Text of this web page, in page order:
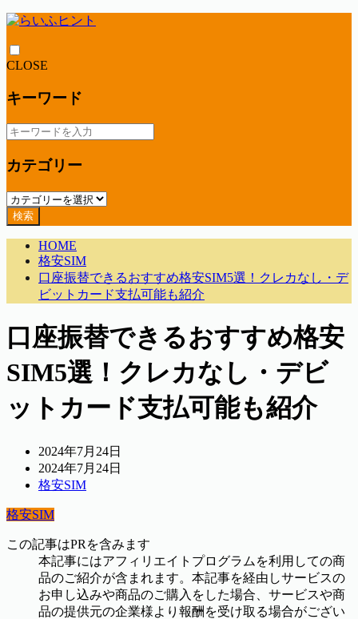
CLOSE
キーワード
カテゴリー
検索
HOME
格安SIM
口座振替できるおすすめ格安SIM5選！クレカなし・デ
ビットカード支払可能も紹介
口座振替できるおすすめ格安
SIM5選！クレカなし・デビ
ットカード支払可能も紹介
2024年7月24日
2024年7月24日
格安SIM
格安SIM
この記事はPRを含みます
本記事にはアフィリエイトプログラムを利用しての商
品のご紹介が含まれます。本記事を経由しサービスの
お申し込みや商品のご購入をした場合、サービスや商
品の提供元の企業様より報酬を受け取る場合がござい